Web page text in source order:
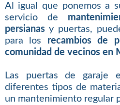
Al igual que ponemos a
servicio de
persianasy puertas,
para los recambios de
comunidad de vecinos en
Las puertas de garaje
diferentes tipos de
un mantenimiento regular